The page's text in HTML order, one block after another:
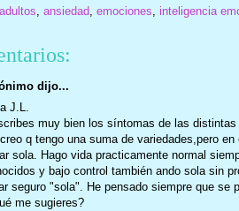
adultos ansiedad, emociones inteligencia
dijo...
J.L.
muy bien los síntomas de las
q tengo una suma de variedades,pero
sola. Hago vida practicamente normal
y bajo control también ando sola sin
seguro "sola". He pensado siempre que
me sugieres?